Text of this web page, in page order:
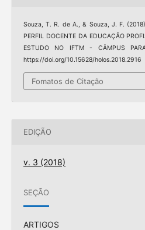
Souza, T. R. de A., & Souza, J. F.
PERFIL DOCENTE DA EDUCAÇÃO
ESTUDO NO IFTM - CÂMPUS
https://doi.org/10.15628/holos.2018.2916
Fomatos de Citação
EDIÇÃO
v. 3 (2018)
SEÇÃO
ARTIGOS